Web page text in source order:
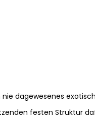
dagewesenes
festen Struktur